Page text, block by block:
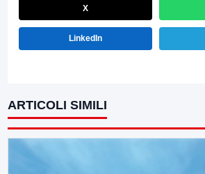
X
LinkedIn
ARTICOLI SIMILI